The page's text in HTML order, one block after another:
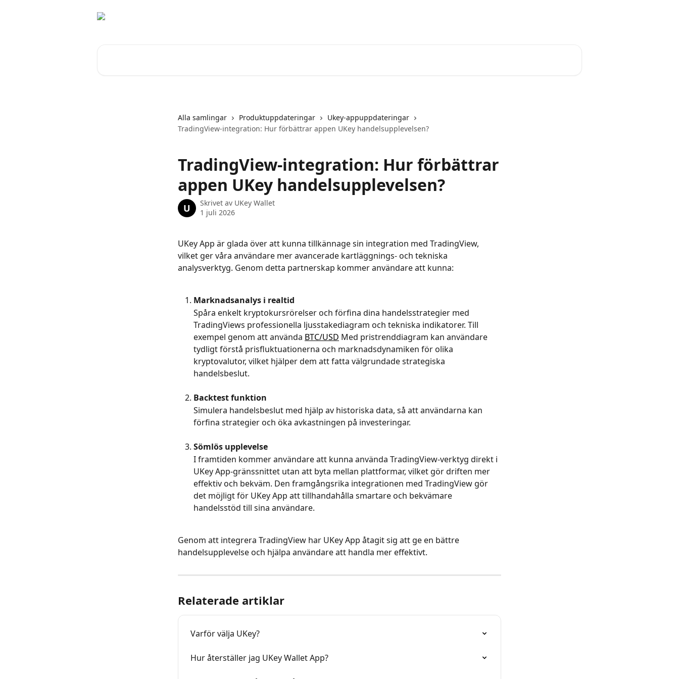
Alla samlingar Produktuppdateringar
Ukey-appuppdateringar
TradingView-integration: Hur förbättrar appen UKey handelsupplevelsen?
TradingView-integration: Hur förbättrar
appen UKey handelsupplevelsen?
U Skrivet av UKey Wallet
1 juli 2026
UKey App är glada över att kunna tillkännage sin integration med TradingView,
vilket ger våra användare mer avancerade kartläggnings- och tekniska
analysverktyg. Genom detta partnerskap kommer användare att kunna:
Marknadsanalys i realtid
Spåra enkelt kryptokursrörelser och förfina dina handelsstrategier med
TradingViews professionella ljusstakediagram och tekniska indikatorer. Till
exempel genom att använda BTC/USD Med pristrenddiagram kan användare
tydligt förstå prisfluktuationerna och marknadsdynamiken för olika
kryptovalutor, vilket hjälper dem att fatta välgrundade strategiska
handelsbeslut.
Backtest funktion
Simulera handelsbeslut med hjälp av historiska data, så att användarna kan
förfina strategier och öka avkastningen på investeringar.
Sömlös upplevelse
I framtiden kommer användare att kunna använda TradingView-verktyg direkt i
UKey App-gränssnittet utan att byta mellan plattformar, vilket gör driften mer
effektiv och bekväm. Den framgångsrika integrationen med TradingView gör
det möjligt för UKey App att tillhandahålla smartare och bekvämare
handelsstöd till sina användare.
Genom att integrera TradingView har UKey App åtagit sig att ge en bättre
handelsupplevelse och hjälpa användare att handla mer effektivt.
Relaterade artiklar
Varför välja UKey?
Hur återställer jag UKey Wallet App?